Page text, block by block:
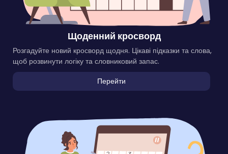
Щоденний кросворд
Розгадуйте новий кросворд щодня. Цікаві підказки та слова,
щоб розвинути логіку та словниковий запас.
Перейти